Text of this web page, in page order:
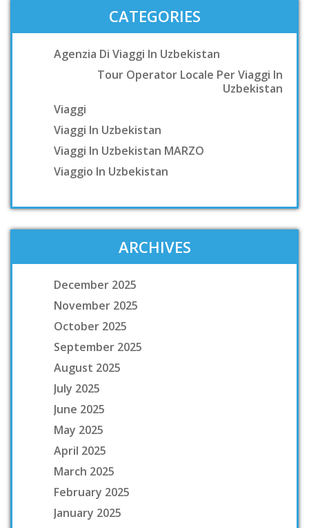
CATEGORIES
Agenzia Di Viaggi In Uzbekistan
Tour Operator Locale Per Viaggi In
Uzbekistan
Viaggi
Viaggi In Uzbekistan
Viaggi In Uzbekistan MARZO
Viaggio In Uzbekistan
ARCHIVES
December 2025
November 2025
October 2025
September 2025
August 2025
July 2025
June 2025
May 2025
April 2025
March 2025
February 2025
January 2025